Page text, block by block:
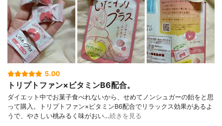
5.00
トリプトファン×ビタミンB6配合。
ダイエット中でお菓子食べれないから、せめてノンシュガーの飴をと思
って購入。トリプトファン×ビタミンB6配合でリラックス効果があるよ
うで、やさしい桃みるく味がおい…続きを見る